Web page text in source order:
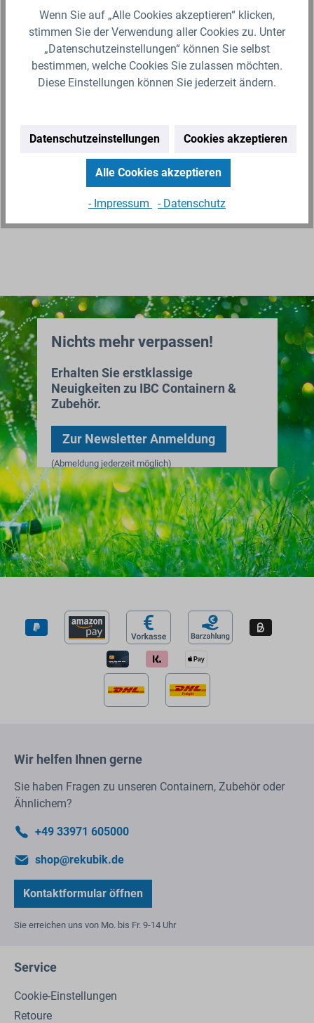
SCHÜTZ IBC Klappenhahn S75x6 (75mm)
EPDM DN50
Der Klappenhahn mit festem Kunststoff
Konusgewinde ist für IBC (Intermediate Bulk
32,99 €*
Lieferzeit 2-3 Werktage (Versand mit DHL Paket)
Zum Artikel
Nichts mehr verpassen!
Erhalten Sie erstklassige
Neuigkeiten zu IBC Containern &
Zubehör.
Zur Newsletter Anmeldung
(Abmeldung jederzeit möglich)
Wir helfen Ihnen gerne
Sie haben Fragen zu unseren Containern, Zubehör oder
Ähnlichem?
+49 33971 605000
shop@rekubik.de
Kontaktformular öffnen
Sie erreichen uns von Mo. bis Fr. 9-14 Uhr
Service
Cookie-Einstellungen
Retoure
Wenn Sie auf „Alle Cookies akzeptieren“ klicken,
stimmen Sie der Verwendung aller Cookies zu. Unter
„Datenschutzeinstellungen“ können Sie selbst
bestimmen, welche Cookies Sie zulassen möchten.
Diese Einstellungen können Sie jederzeit ändern.
Datenschutzeinstellungen Cookies akzeptieren
Alle Cookies akzeptieren
- Impressum - Datenschutz